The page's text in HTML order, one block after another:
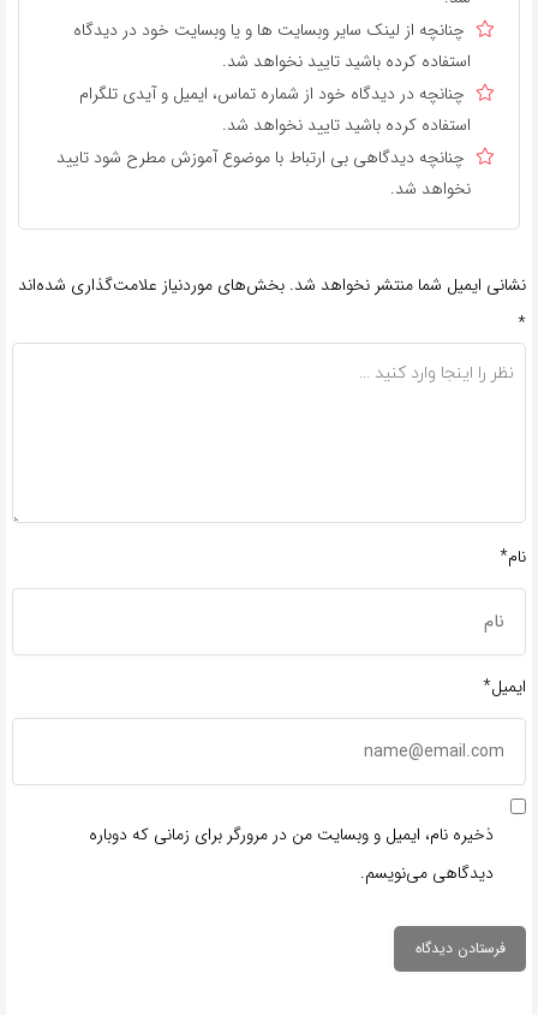
چنانچه از لینک سایر وبسایت ها و یا وبسایت خود در دیدگاه
استفاده کرده باشید تایید نخواهد شد.
چنانچه در دیدگاه خود از شماره تماس، ایمیل و آیدی تلگرام
استفاده کرده باشید تایید نخواهد شد.
چنانچه دیدگاهی بی ارتباط با موضوع آموزش مطرح شود تایید
نخواهد شد.
نشانی ایمیل شما منتشر نخواهد شد. بخش‌های موردنیاز علامت‌گذاری شده‌اند
*
نام*
ایمیل*
ذخیره نام، ایمیل و وبسایت من در مرورگر برای زمانی که دوباره
دیدگاهی می‌نویسم.